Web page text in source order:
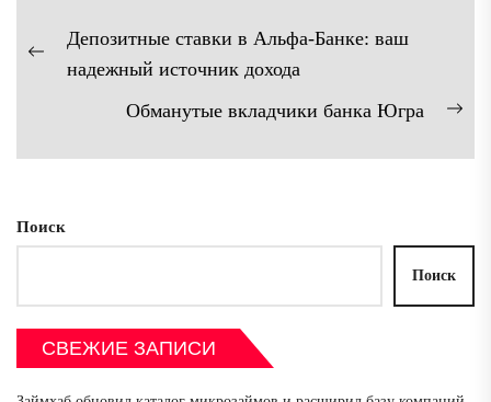
Навигация
поПредыдущая
Депозитные ставки в Альфа-Банке: ваш
надежный источник дохода
Обманутые вкладчики банка Югра
Поиск
Поиск
СВЕЖИЕ ЗАПИСИ